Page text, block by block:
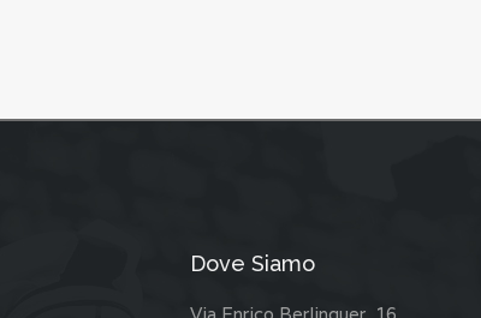
Dove Siamo